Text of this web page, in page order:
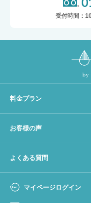
受付時間：
料金プラン
お客様の声
よくある質問
マイページログイン